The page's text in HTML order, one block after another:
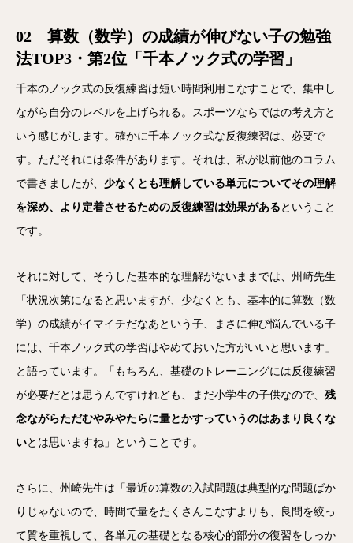
02 算数（数学）の成績が伸びない子の勉強
法TOP3・第2位「千本ノック式の学習」
千本のノック式の反復練習は短い時間利用こなすことで、集中し
ながら自分のレベルを上げられる。スポーツならではの考え方と
いう感じがします。確かに千本ノック式な反復練習は、必要で
す。ただそれには条件があります。それは、私が以前他のコラム
で書きましたが、 少なくとも理解している単元についてその理解
を深め、より定着させるための反復練習は効果がある ということ
です。
それに対して、そうした基本的な理解がないままでは、州崎先生
「状況次第になると思いますが、少なくとも、基本的に算数（数
学）の成績がイマイチだなあという子、まさに伸び悩んでいる子
には、千本ノック式の学習はやめておいた方がいいと思います」
と語っています。「もちろん、基礎のトレーニングには反復練習
が必要だとは思うんですけれども、まだ小学生の子供なので、 残
念ながらただむやみやたらに量とかすっていうのはあまり良くな
いとは思いますね」ということです。
さらに、州崎先生は「最近の算数の入試問題は典型的な問題ばか
りじゃないので、時間で量をたくさんこなすよりも、良問を絞っ
て質を重視して、各単元の基礎となる核心的部分の復習をしっか